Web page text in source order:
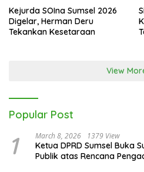
Kejurda SOIna Sumsel 2026
Digelar, Herman Deru
Tekankan Kesetaraan
View
Popular Post
1 March 8, 2026 1379 View
Ketua DPRD Sumsel Buka
Publik atas Rencana